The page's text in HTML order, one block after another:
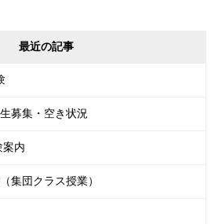
最近の記事
募集・空き状況
案内
集団クラス授業）